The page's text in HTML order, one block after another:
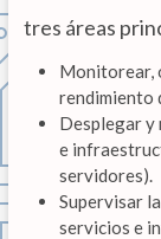
tres áreas
Monitorear,
rendimiento
Desplegar y
e
servidores).
Supervisar
servicios e